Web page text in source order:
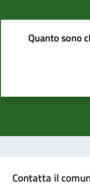
Quanto sono
Contatta il